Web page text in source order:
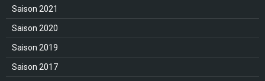
Saison 2021
Saison 2020
Saison 2019
Saison 2017